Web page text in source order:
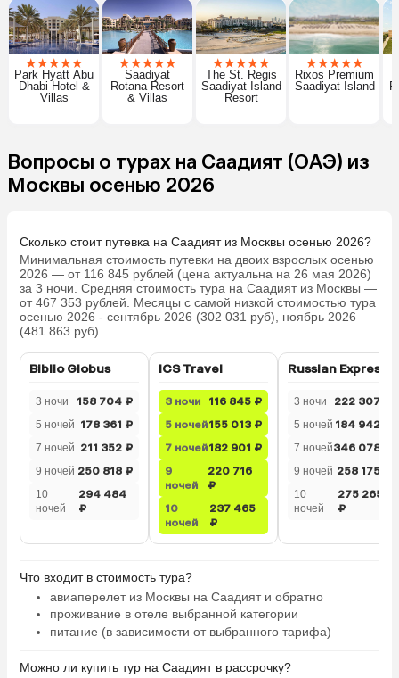
★★★★★
Park Hyatt Abu
Dhabi Hotel &
Villas
★★★★★
Saadiyat
Rotana Resort
& Villas
★★★★★
The St. Regis
Saadiyat Island
Resort
★★★★★
Rixos Premium
Saadiyat Island
Вопросы о турах на Саадият (ОАЭ) из
Москвы осенью 2026
Сколько стоит путевка на Саадият из Москвы осенью 2026?
Минимальная стоимость путевки на двоих взрослых осенью
2026 — от 116 845 рублей (цена актуальна на 26 мая 2026)
за 3 ночи. Средняя стоимость тура на Саадият из Москвы —
от 467 353 рублей. Месяцы с самой низкой стоимостью тура
осенью 2026 - сентябрь 2026 (302 031 руб), ноябрь 2026
(481 863 руб).
Biblio Globus
3 ночи
158 704 ₽
5 ночей 178 361 ₽
7 ночей 211 352 ₽
9 ночей 250 818 ₽
10
ночей
294 484
₽
ICS Travel
3 ночи
116 845 ₽
5 ночей155 013 ₽
7 ночей182 901 ₽
9
ночей
220 716
₽
10
ночей
237 465
₽
Russian Express
3 ночи
222 307 ₽
5 ночей 184 942 ₽
7 ночей346 078 ₽
9 ночей 258 175 ₽
10
ночей
275 265
₽
Что входит в стоимость тура?
авиаперелет из Москвы на Саадият и обратно
проживание в отеле выбранной категории
питание (в зависимости от выбранного тарифа)
Можно ли купить тур на Саадият в рассрочку?